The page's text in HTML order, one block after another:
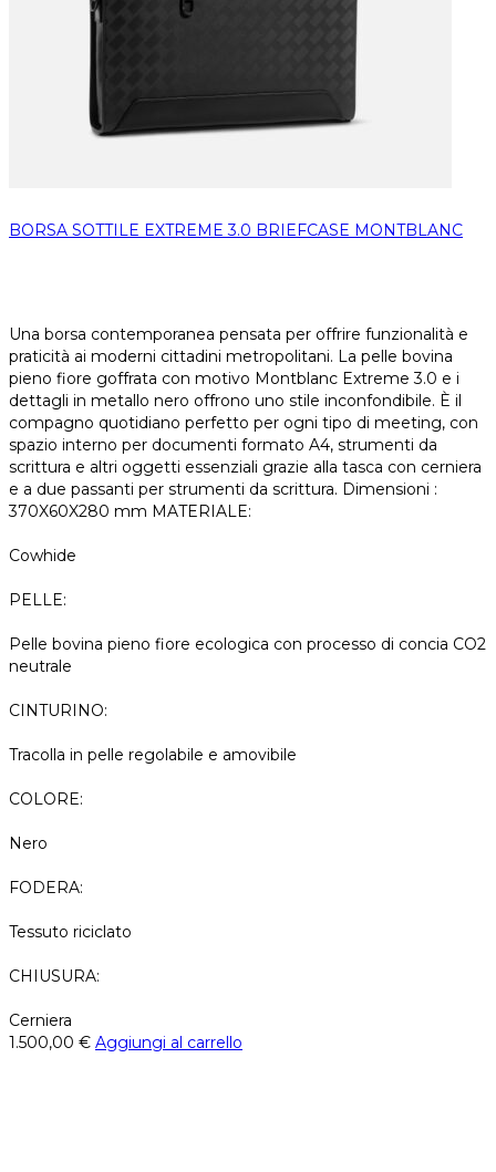
BORSA SOTTILE EXTREME 3.0 BRIEFCASE MONTBLANC
Una borsa contemporanea pensata per offrire funzionalità e
praticità ai moderni cittadini metropolitani. La pelle bovina
pieno fiore goffrata con motivo Montblanc Extreme 3.0 e i
dettagli in metallo nero offrono uno stile inconfondibile. È il
compagno quotidiano perfetto per ogni tipo di meeting, con
spazio interno per documenti formato A4, strumenti da
scrittura e altri oggetti essenziali grazie alla tasca con cerniera
e a due passanti per strumenti da scrittura. Dimensioni :
370X60X280 mm MATERIALE:
Cowhide
PELLE:
Pelle bovina pieno fiore ecologica con processo di concia CO2
neutrale
CINTURINO:
Tracolla in pelle regolabile e amovibile
COLORE:
Nero
FODERA:
Tessuto riciclato
CHIUSURA:
Cerniera
1.500,00 € Aggiungi al carrello